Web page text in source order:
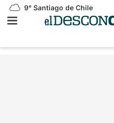
9° Santiago de Chile